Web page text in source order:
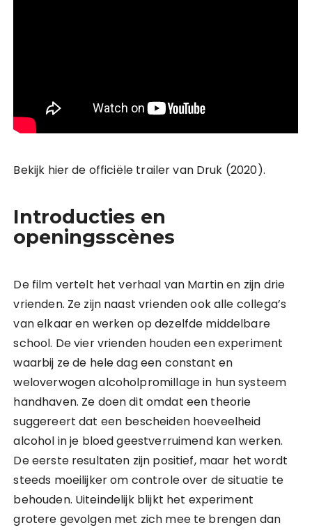
Bekijk hier de officiële trailer van Druk (2020).
Introducties en
openingsscènes
De film vertelt het verhaal van Martin en zijn drie
vrienden. Ze zijn naast vrienden ook alle collega’s
van elkaar en werken op dezelfde middelbare
school. De vier vrienden houden een experiment
waarbij ze de hele dag een constant en
weloverwogen alcoholpromillage in hun systeem
handhaven. Ze doen dit omdat een theorie
suggereert dat een bescheiden hoeveelheid
alcohol in je bloed geestverruimend kan werken.
De eerste resultaten zijn positief, maar het wordt
steeds moeilijker om controle over de situatie te
behouden. Uiteindelijk blijkt het experiment
grotere gevolgen met zich mee te brengen dan